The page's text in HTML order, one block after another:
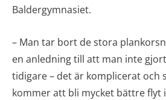
Baldergymnasiet.
– Man tar bort de stora
en anledning till att man inte
tidigare – det är komplicerat och
kommer att bli mycket bättre flyt